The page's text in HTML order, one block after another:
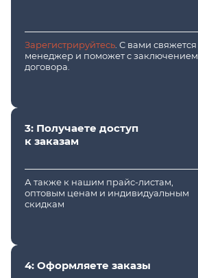
Зарегистрируйтесь . С вами свяжется
менеджер и поможет с заключением
договора.
3: Получаете доступ
к заказам
А также к нашим прайс-листам,
оптовым ценам и индивидуальным
скидкам
4: Оформляете заказы